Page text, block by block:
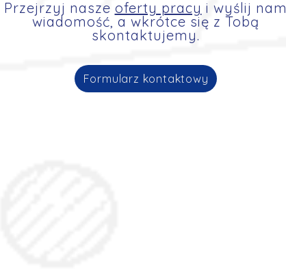
Przejrzyj nasze oferty pracy i wyślij nam
wiadomość, a wkrótce się z Tobą
skontaktujemy.
Formularz kontaktowy